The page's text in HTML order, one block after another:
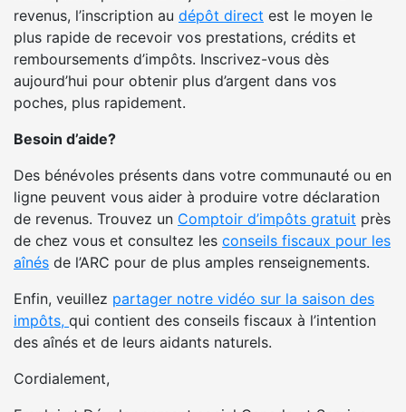
revenus, l’inscription au dépôt direct est le moyen le
plus rapide de recevoir vos prestations, crédits et
remboursements d’impôts. Inscrivez-vous dès
aujourd’hui pour obtenir plus d’argent dans vos
poches, plus rapidement.
Besoin d’aide?
Des bénévoles présents dans votre communauté ou en
ligne peuvent vous aider à produire votre déclaration
de revenus. Trouvez un Comptoir d’impôts gratuit près
de chez vous et consultez les conseils fiscaux pour les
aînés de l’ARC pour de plus amples renseignements.
Enfin, veuillez partager notre vidéo sur la saison des
impôts, qui contient des conseils fiscaux à l’intention
des aînés et de leurs aidants naturels.
Cordialement,